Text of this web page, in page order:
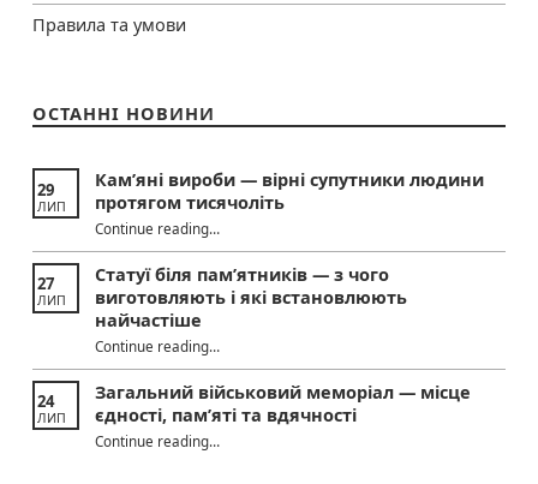
Правила та умови
ОСТАННІ НОВИНИ
29
ЛИП
Кам’яні вироби — вірні супутники людини
протягом тисячоліть
Continue reading“Кам’яні вироби — вірні супутники людини протягом тисячоліть”
…
27
ЛИП
Статуї біля пам’ятників — з чого
виготовляють і які встановлюють
найчастіше
Continue reading“Статуї біля пам’ятників — з чого виготовляють і які встановлюють найчастіше”
…
24
ЛИП
Загальний військовий меморіал — місце
єдності, пам’яті та вдячності
Continue reading“Загальний військовий меморіал — місце єдності, пам’яті та вдячності”
…